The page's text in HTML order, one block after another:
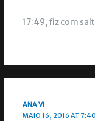
17:49, fiz com
ANA VI
MAIO 16, 2016 AT